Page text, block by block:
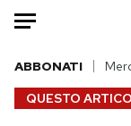
HOME
QUESTO
ABBONATI